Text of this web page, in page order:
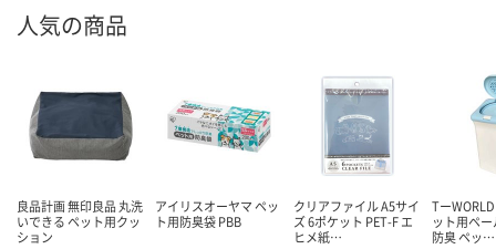
人気の商品
良品計画 無印良品 丸洗
いできる ペット用クッ
ション
アイリスオーヤマ ペッ
ト用防臭袋 PBB
クリアファイル A5サイ
ズ 6ポケット PET-F エ
ヒメ紙…
Tー
ット用ペ
防臭 ペッ…